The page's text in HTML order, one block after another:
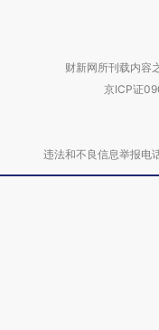
财新网所刊载内容
京ICP证
违法和不良信息举报